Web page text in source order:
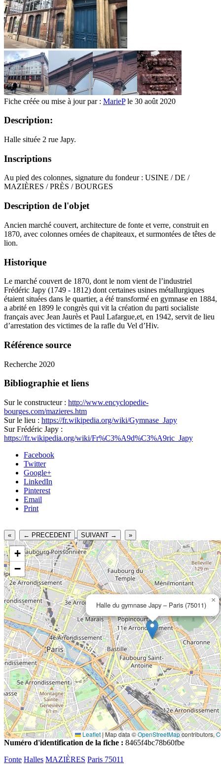
Fiche créée ou mise à jour par : MariePle 30 août 2020
Description:
Halle située 2 rue Japy.
Inscriptions
Au pied des colonnes, signature du fondeur : USINE / DE /
MAZIÈRES / PRÈS / BOURGES
Description de l'objet
Ancien marché couvert, architecture de fonte et verre, construit en
1870, avec colonnes ornées de chapiteaux, et surmontées de têtes de
lion.
Historique
Le marché couvert de 1870, dont le nom vient de l’industriel
Frédéric Japy (1749 - 1812) dont certaines usines métallurgiques
étaient situées dans le quartier, a été transformé en gymnase en 1884,
a abrité en 1899 le congrès qui vit la création du parti socialiste
français avec Jean Jaurès et Paul Lafargue,et, en 1942, servit de lieu
d’arrestation des victimes de la rafle du Vel d’Hiv.
Référence source
Recherche 2020
Bibliographie et liens
Sur le constructeur : http://www.encyclopedie-
bourges.com/mazieres.htm
Sur le lieu : https://fr.wikipedia.org/wiki/Gymnase_Japy
Sur Frédéric Japy :
https://fr.wikipedia.org/wiki/Fr%C3%A9d%C3%A9ric_Japy
Facebook
Twitter
Google+
LinkedIn
Pinterest
Email
Print
« ← PRECEDENT SUIVANT → »
Halle du gymnase Japy – Paris (75011)
×
+
−
Leaflet|Map data ©OpenStreetMapcontributors,
Numéro d'identification de la fiche : 8465f4bc78b60fbe
Fonte Halles MAZIÈRES Paris 75011